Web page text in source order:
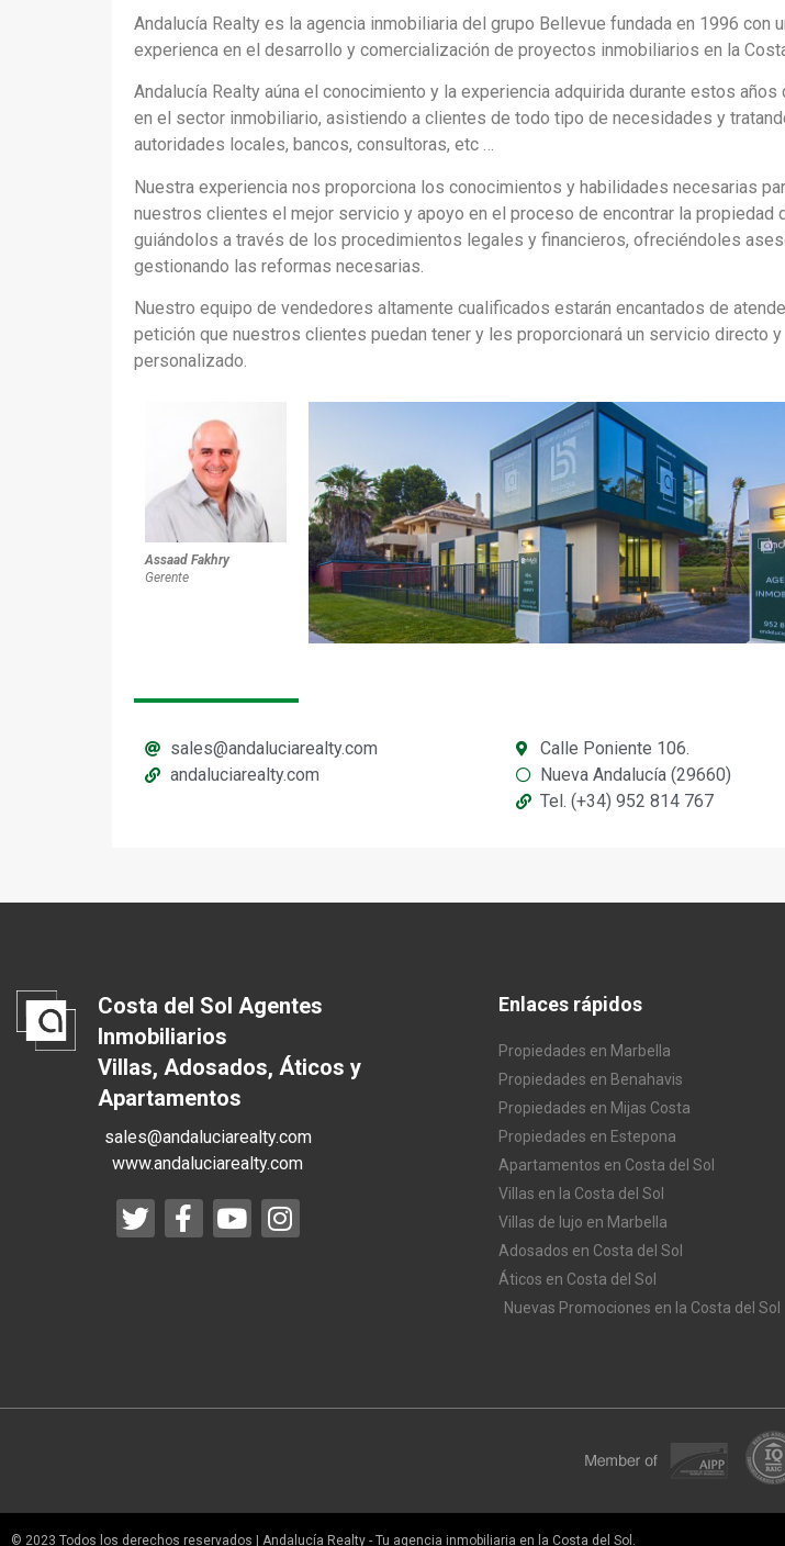
Andalucía Realty es la agencia inmobiliaria del grupo Bellevue fundada en 1996 con
experienca en el desarrollo y comercialización de proyectos inmobiliarios en la
Andalucía Realty aúna el conocimiento y la experiencia adquirida durante estos años
en el sector inmobiliario, asistiendo a clientes de todo tipo de necesidades y
autoridades locales, bancos, consultoras, etc …
Nuestra experiencia nos proporciona los conocimientos y habilidades necesarias
nuestros clientes el mejor servicio y apoyo en el proceso de encontrar la propiedad
guiándolos a través de los procedimientos legales y financieros, ofreciéndoles
gestionando las reformas necesarias.
Nuestro equipo de vendedores altamente cualificados estarán encantados de
petición que nuestros clientes puedan tener y les proporcionará un servicio directo y
personalizado.
Assaad Fakhry
Gerente
sales@andaluciarealty.com
andaluciarealty.com
Calle Poniente 106.
Nueva Andalucía (29660)
Tel. (+34) 952 814 767
Costa del Sol Agentes
Inmobiliarios
Villas, Adosados, Áticos y
Apartamentos
sales@andaluciarealty.com
www.andaluciarealty.com
Enlaces rápidos
Propiedades en Marbella
Propiedades en Benahavis
Propiedades en Mijas Costa
Propiedades en Estepona
Apartamentos en Costa del Sol
Villas en la Costa del Sol
Villas de lujo en Marbella
Adosados en Costa del Sol
Áticos en Costa del Sol
Nuevas Promociones en la Costa del Sol
© 2023 Todos los derechos reservados | Andalucía Realty - Tu agencia inmobiliaria en la Costa del Sol.